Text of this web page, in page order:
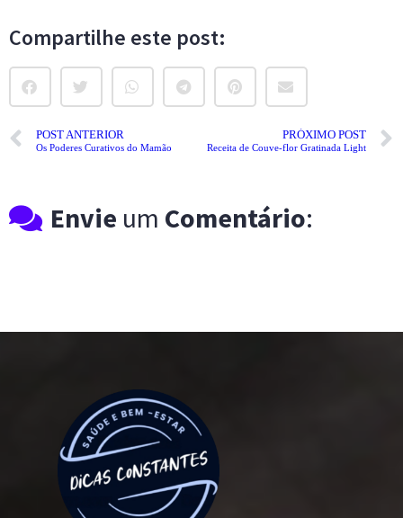
Compartilhe este post:
POST ANTERIOR
Os Poderes Curativos do Mamão
PRÓXIMO POST
Receita de Couve-flor Gratinada Light
Envie um Comentário: